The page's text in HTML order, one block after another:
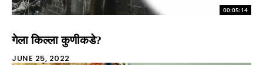
00:05:14
गेला किल्ला कुणीकडे?
JUNE 25, 2022